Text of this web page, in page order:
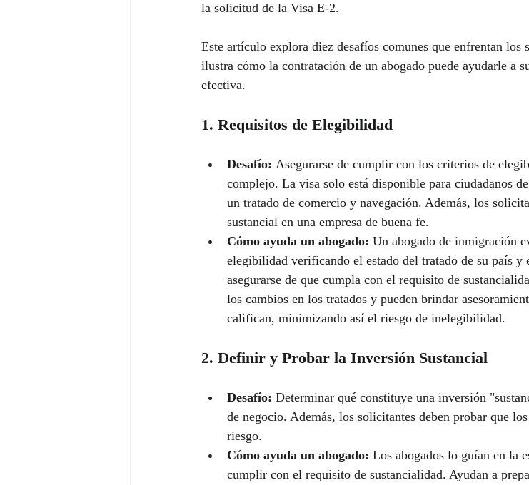
la solicitud de la Visa E-2.
Este artículo explora diez desafíos comunes que enfrentan
ilustra cómo la contratación de un abogado puede ayudarle a
efectiva.
1. Requisitos de Elegibilidad
Desafío: Asegurarse de cumplir con los criterios de
complejo. La visa solo está disponible para ciudadanos
un tratado de comercio y navegación. Además, los
sustancial en una empresa de buena fe.
Cómo ayuda un abogado: Un abogado de inmigración
elegibilidad verificando el estado del tratado de su país y
asegurarse de que cumpla con el requisito de
los cambios en los tratados y pueden brindar
califican, minimizando así el riesgo de inelegibilidad.
2. Definir y Probar la Inversión Sustancial
Desafío: Determinar qué constituye una inversión
de negocio. Además, los solicitantes deben probar que
riesgo.
Cómo ayuda un abogado: Los abogados lo guían en la
cumplir con el requisito de sustancialidad. Ayudan a